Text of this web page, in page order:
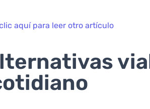
aquí para leer otro artículo